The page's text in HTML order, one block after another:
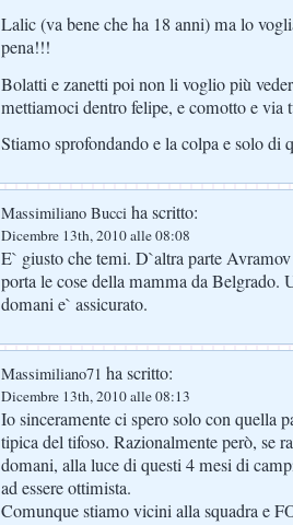
Lalic (va bene che ha 18 anni) ma lo
pena!!!
Bolatti e zanetti poi non li voglio più
mettiamoci dentro felipe, e comotto e via
Stiamo sprofondando e la colpa e solo di
Massimiliano Bucci ha scritto:
Dicembre 13th, 2010 alle 08:08
E` giusto che temi. D`altra parte
porta le cose della mamma da Belgrado.
domani e` assicurato.
Massimiliano71 ha scritto:
Dicembre 13th, 2010 alle 08:13
Io sinceramente ci spero solo con quella
tipica del tifoso. Razionalmente però, se
domani, alla luce di questi 4 mesi di
ad essere ottimista.
Comunque stiamo vicini alla squadra e